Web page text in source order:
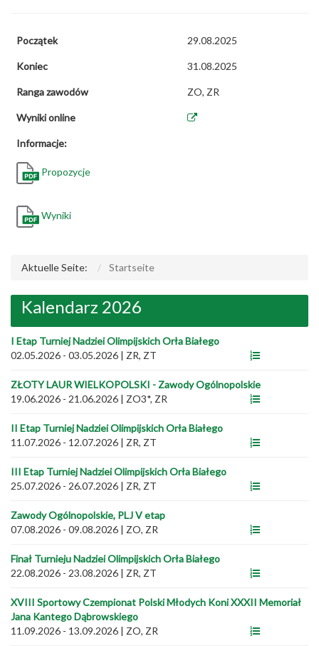
Początek 29.08.2025
Koniec 31.08.2025
Ranga zawodów ZO, ZR
Wyniki online
Informacje:
Propozycje
Wyniki
Aktuelle Seite: Startseite
Kalendarz 2026
I Etap Turniej Nadziei Olimpijskich Orła Białego
02.05.2026 - 03.05.2026 | ZR, ZT
ZŁOTY LAUR WIELKOPOLSKI - Zawody Ogólnopolskie
19.06.2026 - 21.06.2026 | ZO3*, ZR
II Etap Turniej Nadziei Olimpijskich Orła Białego
11.07.2026 - 12.07.2026 | ZR, ZT
III Etap Turniej Nadziei Olimpijskich Orła Białego
25.07.2026 - 26.07.2026 | ZR, ZT
Zawody Ogólnopolskie, PLJ V etap
07.08.2026 - 09.08.2026 | ZO, ZR
Finał Turnieju Nadziei Olimpijskich Orła Białego
22.08.2026 - 23.08.2026 | ZR, ZT
XVIII Sportowy Czempionat Polski Młodych Koni XXXII Memoriał
Jana Kantego Dąbrowskiego
11.09.2026 - 13.09.2026 | ZO, ZR